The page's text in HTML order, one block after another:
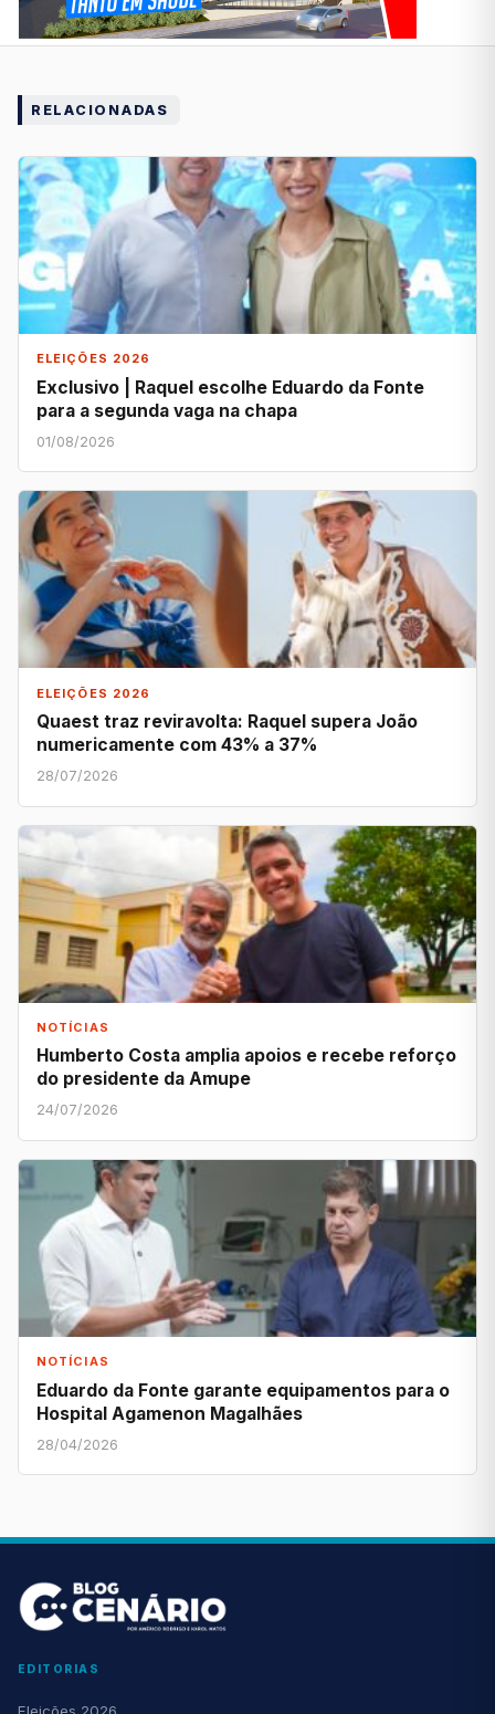
RELACIONADAS
ELEIÇÕES 2026
Exclusivo | Raquel escolhe Eduardo da Fonte
para a segunda vaga na chapa
01/08/2026
ELEIÇÕES 2026
Quaest traz reviravolta: Raquel supera João
numericamente com 43% a 37%
28/07/2026
NOTÍCIAS
Humberto Costa amplia apoios e recebe reforço
do presidente da Amupe
24/07/2026
NOTÍCIAS
Eduardo da Fonte garante equipamentos para o
Hospital Agamenon Magalhães
28/04/2026
EDITORIAS